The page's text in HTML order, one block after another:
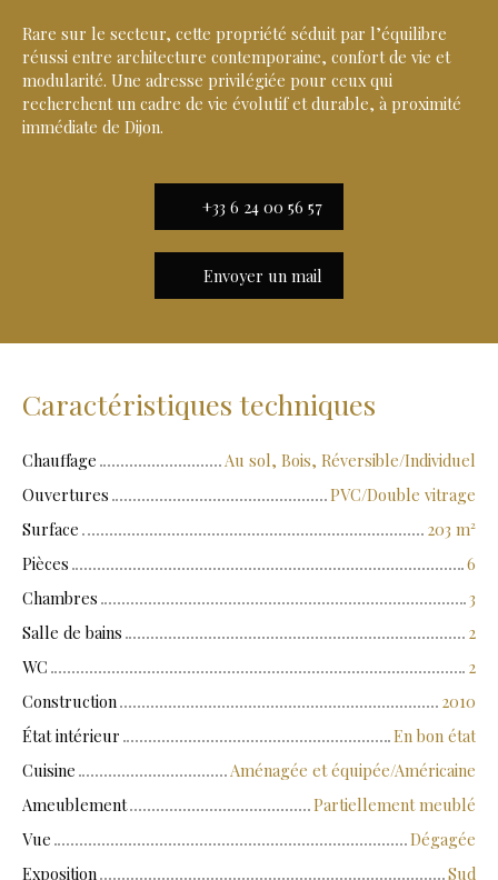
Rare sur le secteur, cette propriété séduit par l’équilibre
réussi entre architecture contemporaine, confort de vie et
modularité. Une adresse privilégiée pour ceux qui
recherchent un cadre de vie évolutif et durable, à proximité
immédiate de Dijon.
+33 6 24 00 56 57
Envoyer un mail
Caractéristiques techniques
Chauffage
Au sol, Bois, Réversible/Individuel
Ouvertures
PVC/Double vitrage
Surface
203 m²
Pièces
6
Chambres
3
Salle de bains
2
WC
2
Construction
2010
État intérieur
En bon état
Cuisine
Aménagée et équipée/Américaine
Ameublement
Partiellement meublé
Vue
Dégagée
Exposition
Sud